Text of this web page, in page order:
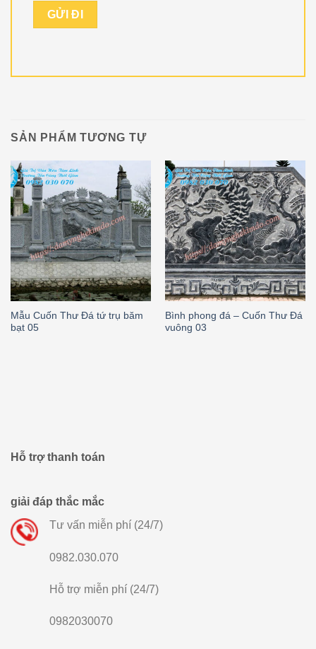
SẢN PHẨM TƯƠNG TỰ
Mẫu Cuốn Thư Đá tứ trụ băm
bạt 05
Bình phong đá – Cuốn Thư Đá
vuông 03
Hỗ trợ thanh toán
giải đáp thắc mắc
Tư vấn miễn phí (24/7)
0982.030.070
Hỗ trợ miễn phí (24/7)
0982030070